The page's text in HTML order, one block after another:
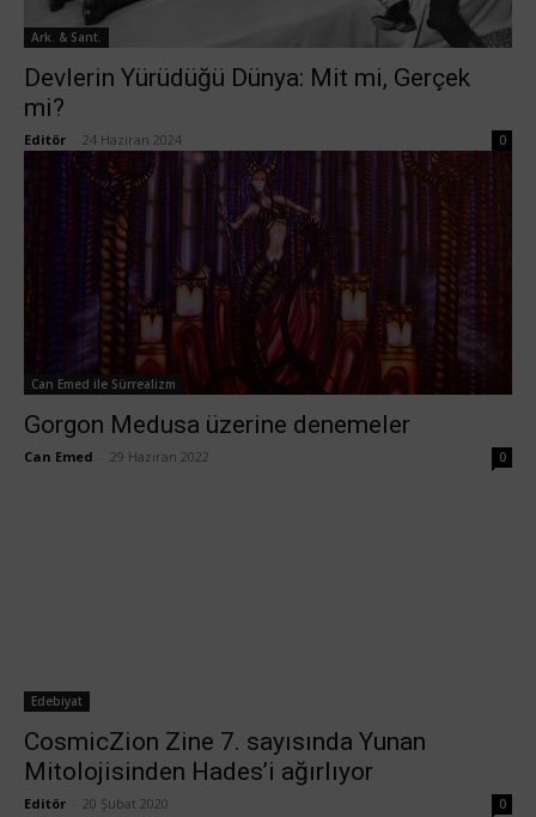
Ark. & Sant.
Devlerin Yürüdüğü Dünya: Mit mi, Gerçek
mi?
Editör 24 Haziran 2024 0
Can Emed ile Sürrealizm
Gorgon Medusa üzerine denemeler
Can Emed 29 Haziran 2022 0
Edebiyat
CosmicZion Zine 7. sayısında Yunan
Mitolojisinden Hades’i ağırlıyor
Editör 20 Şubat 2020 0